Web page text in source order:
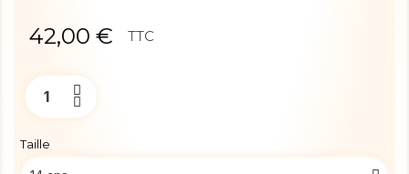
42,00 € TTC
Taille